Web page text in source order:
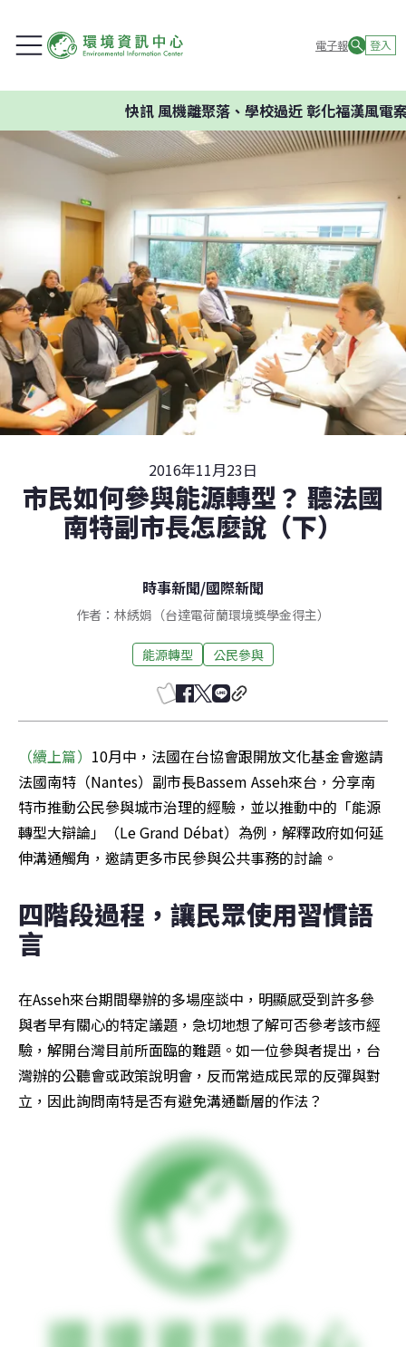
電子報 登入
快訊風機離聚落、學校過近 彰化福漢風電案環
2016年11月23日
市民如何參與能源轉型？ 聽法國
南特副市長怎麼說（下）
時事新聞/國際新聞
作者：林綉娟（台達電荷蘭環境獎學金得主）
能源轉型 公民參與
（續上篇） 10月中，法國在台協會跟開放文化基金會邀請
法國南特（Nantes）副市長Bassem Asseh來台，分享南
特市推動公民參與城市治理的經驗，並以推動中的「能源
轉型大辯論」（Le Grand Débat）為例，解釋政府如何延
伸溝通觸角，邀請更多市民參與公共事務的討論。
四階段過程，讓民眾使用習慣語
言
在Asseh來台期間舉辦的多場座談中，明顯感受到許多參
與者早有關心的特定議題，急切地想了解可否參考該市經
驗，解開台灣目前所面臨的難題。如一位參與者提出，台
灣辦的公聽會或政策說明會，反而常造成民眾的反彈與對
立，因此詢問南特是否有避免溝通斷層的作法？